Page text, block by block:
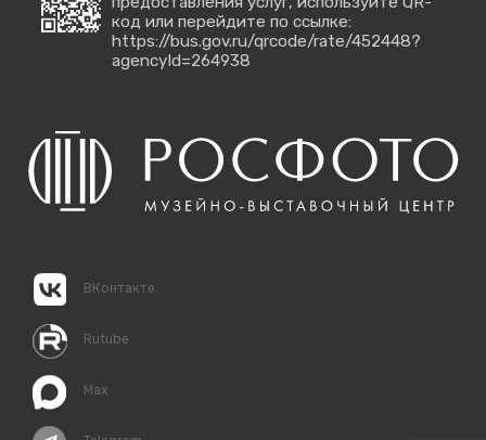
код или перейдите по ссылке:
https://bus.gov.ru/qrcode/rate/452448?
agencyId=264938
ВКонтакте
Rutube
Max